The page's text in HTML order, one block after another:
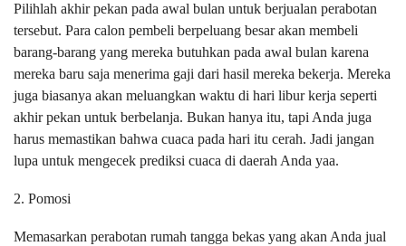
Pilihlah akhir pekan pada awal bulan untuk berjualan perabotan
tersebut. Para calon pembeli berpeluang besar akan membeli
barang-barang yang mereka butuhkan pada awal bulan karena
mereka baru saja menerima gaji dari hasil mereka bekerja. Mereka
juga biasanya akan meluangkan waktu di hari libur kerja seperti
akhir pekan untuk berbelanja. Bukan hanya itu, tapi Anda juga
harus memastikan bahwa cuaca pada hari itu cerah. Jadi jangan
lupa untuk mengecek prediksi cuaca di daerah Anda yaa.
2. Pomosi
Memasarkan perabotan rumah tangga bekas yang akan Anda jual